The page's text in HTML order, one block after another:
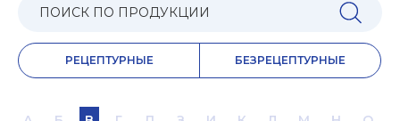
РЕЦЕПТУРНЫЕ БЕЗРЕЦЕПТУРНЫЕ